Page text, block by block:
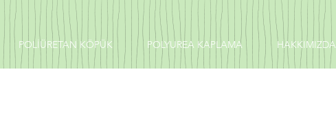
POLİÜRETAN KÖPÜK POLYUREA KAPLAMA HAKKIMIZDA